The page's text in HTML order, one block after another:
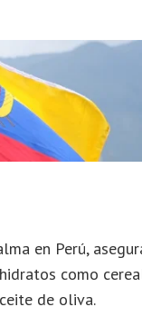
en Perú,
como
de oliva.